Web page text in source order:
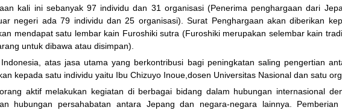
kali ini sebanyak 97 individu dan 31 organisasi (Penerima penghargaan dari
negeri ada 79 individu dan 25 organisasi). Surat Penghargaan akan diberikan
mendapat satu lembar kain Furoshiki sutra (Furoshiki merupakan selembar kain
untuk dibawa atau disimpan).
atas jasa utama yang berkontribusi bagi peningkatan saling pengertian
kepada satu individu yaitu Ibu Chizuyo Inoue,dosen Universitas Nasional dan satu
aktif melakukan kegiatan di berbagai bidang dalam hubungan internasional
hubungan persahabatan antara Jepang dan negara-negara lainnya.